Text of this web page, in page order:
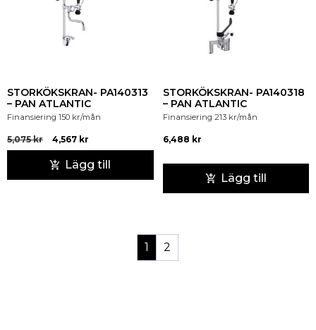
STORKÖKSKRAN- PA140313
– PAN ATLANTIC
Finansiering 150 kr/mån
5,075kr 4,567 kr
Lägg till
STORKÖKSKRAN- PA140318
– PAN ATLANTIC
Finansiering 213 kr/mån
6,488 kr
Lägg till
1 2